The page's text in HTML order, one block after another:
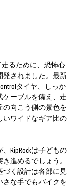
走るために、恐怖心
発されました。最新
タイヤ、しっか
ケーブルを備え、走
の向こう側の景色を
いワイドなギア比の
RipRockは子どもの
進めるでしょう。
づく設計は各部に見
さな手でもバイクを